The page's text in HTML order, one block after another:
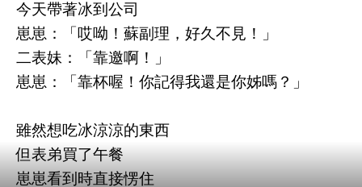
今天帶著冰到公司
崽崽：「哎呦！蘇副理，好久不見！」
二表妹：「靠邀啊！」
崽崽：「靠杯喔！你記得我還是你姊嗎？」
雖然想吃冰涼涼的東西
但表弟買了午餐
崽崽看到時直接愣住